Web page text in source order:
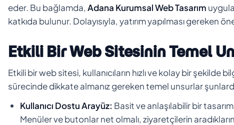
eder. Bu bağlamda, Adana Kurumsal Web Tasarım
katkıda bulunur. Dolayısıyla, yatırım yapılması gereken
Etkili Bir Web Sitesinin Temel
Etkili bir web sitesi, kullanıcıların hızlı ve kolay bir şekilde
sürecinde dikkate almanız gereken temel unsurlar
Kullanıcı Dostu Arayüz: Basit ve anlaşılabilir bir
Menüler ve butonlar net olmalı, ziyaretçilerin